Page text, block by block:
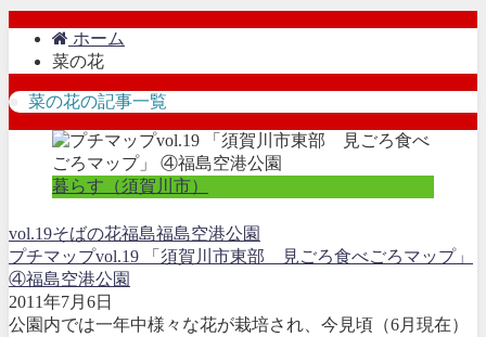
ホーム
菜の花
菜の花の記事一覧
暮らす（須賀川市）
vol.19そばの花福島福島空港公園
プチマップvol.19 「須賀川市東部 見ごろ食べごろマップ」
④福島空港公園
2011年7月6日
公園内では一年中様々な花が栽培され、今見頃（6月現在）